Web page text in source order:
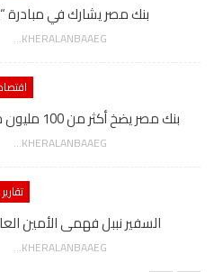
بنك مصر يشارك في مبادرة
AKHERALANBAAEG
بنك مصر يضخ أكثر من 100 مليون جنيه لتطوير الخدمات الصحية…
AKHERALANBAAEG
تقارير
السفير نببل فهمى الأمين
AKHERALANBAAEG